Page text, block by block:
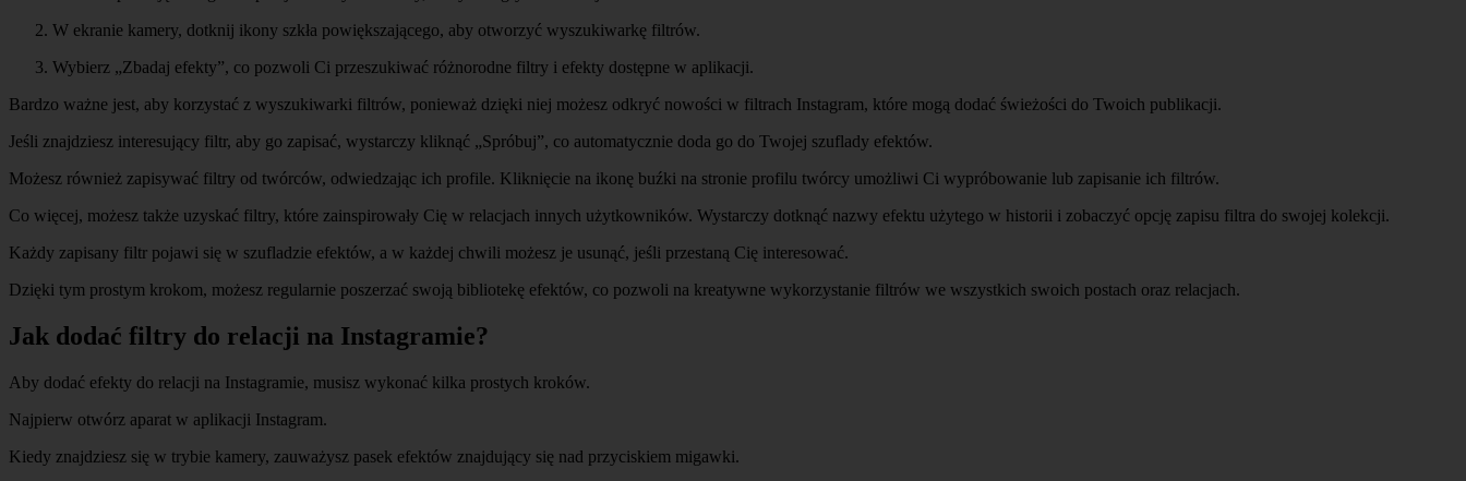
W ekranie kamery, dotknij ikony szkła powiększającego, aby otworzyć wyszukiwarkę filtrów.
Wybierz „Zbadaj efekty”, co pozwoli Ci przeszukiwać różnorodne filtry i efekty dostępne w aplikacji.
Bardzo ważne jest, aby korzystać z wyszukiwarki filtrów, ponieważ dzięki niej możesz odkryć nowości w filtrach Instagram, które mogą dodać świeżości do Twoich publikacji.
Jeśli znajdziesz interesujący filtr, aby go zapisać, wystarczy kliknąć „Spróbuj”, co automatycznie doda go do Twojej szuflady efektów.
Możesz również zapisywać filtry od twórców, odwiedzając ich profile. Kliknięcie na ikonę buźki na stronie profilu twórcy umożliwi Ci wypróbowanie lub zapisanie ich filtrów.
Co więcej, możesz także uzyskać filtry, które zainspirowały Cię w relacjach innych użytkowników. Wystarczy dotknąć nazwy efektu użytego w historii i zobaczyć opcję zapisu filtra do swojej kolekcji.
Każdy zapisany filtr pojawi się w szufladzie efektów, a w każdej chwili możesz je usunąć, jeśli przestaną Cię interesować.
Dzięki tym prostym krokom, możesz regularnie poszerzać swoją bibliotekę efektów, co pozwoli na kreatywne wykorzystanie filtrów we wszystkich swoich postach oraz relacjach.
Jak dodać filtry do relacji na Instagramie?
Aby dodać efekty do relacji na Instagramie, musisz wykonać kilka prostych kroków.
Najpierw otwórz aparat w aplikacji Instagram.
Kiedy znajdziesz się w trybie kamery, zauważysz pasek efektów znajdujący się nad przyciskiem migawki.